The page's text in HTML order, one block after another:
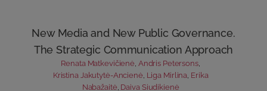
New Media and New Public Governance.
The Strategic Communication Approach
Renata Matkevičienė, Andris Petersons,
Kristina Jakutytė-Ancienė, Liga Mirlina, Erika
Nabažaitė Daiva Siudikienė